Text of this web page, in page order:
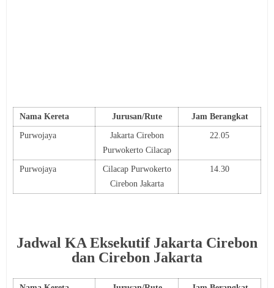
Nama Kereta Jurusan/Rute Jam Berangkat
Purwojaya
Jakarta Cirebon
Purwokerto Cilacap
22.05
Purwojaya
Cilacap Purwokerto
Cirebon Jakarta
14.30
Jadwal KA Eksekutif Jakarta Cirebon
dan Cirebon Jakarta